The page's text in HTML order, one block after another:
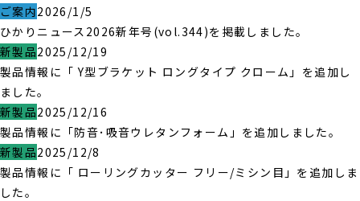
ご案内2026/1/5
ひかりニュース2026新年号(vol.344)を掲載しました。
新製品2025/12/19
製品情報に「 Y型ブラケット ロングタイプ クローム」を追加し
ました。
新製品2025/12/16
製品情報に「防音･吸音ウレタンフォーム」を追加しました。
新製品2025/12/8
製品情報に「 ローリングカッター フリー/ミシン目」を追加しま
した。